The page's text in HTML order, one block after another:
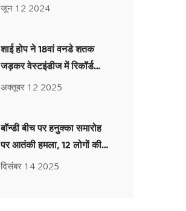
जून 12 2024
शाई होप ने 18वां वनडे शतक
जड़कर वेस्टइंडीज में रिकॉर्ड
तोड़े
अक्तूबर 12 2025
बॉन्डी बीच पर हनुक्का समारोह
पर आतंकी हमला, 12 लोगों की
मौत, ऑस्ट्रेलिया में दूसरा सबसे
दिसंबर 14 2025